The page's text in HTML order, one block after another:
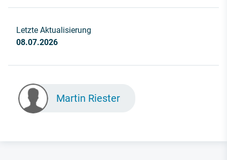
Letzte Aktualisierung
08.07.2026
Martin Riester